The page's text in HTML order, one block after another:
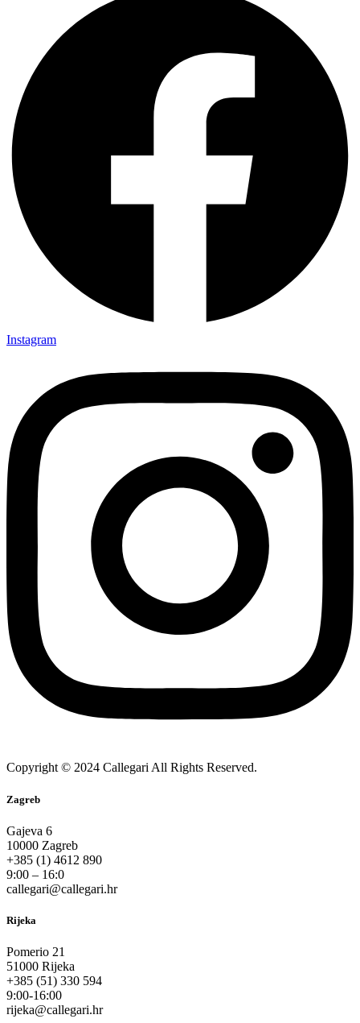
Instagram
Copyright © 2024 Callegari All Rights Reserved.
Zagreb
Gajeva 6
10000 Zagreb
+385 (1) 4612 890
9:00 – 16:0
callegari@callegari.hr
Rijeka
Pomerio 21
51000 Rijeka
+385 (51) 330 594
9:00-16:00
rijeka@callegari.hr